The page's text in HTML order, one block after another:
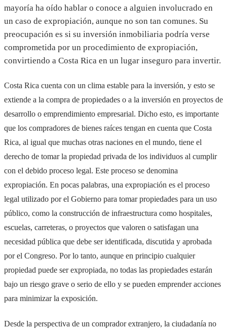
mayoría ha oído hablar o conoce a alguien involucrado en
un caso de expropiación, aunque no son tan comunes. Su
preocupación es si su inversión inmobiliaria podría verse
comprometida por un procedimiento de expropiación,
convirtiendo a Costa Rica en un lugar inseguro para invertir.
Costa Rica cuenta con un clima estable para la inversión, y esto se
extiende a la compra de propiedades o a la inversión en proyectos de
desarrollo o emprendimiento empresarial. Dicho esto, es importante
que los compradores de bienes raíces tengan en cuenta que Costa
Rica, al igual que muchas otras naciones en el mundo, tiene el
derecho de tomar la propiedad privada de los individuos al cumplir
con el debido proceso legal. Este proceso se denomina
expropiación. En pocas palabras, una expropiación es el proceso
legal utilizado por el Gobierno para tomar propiedades para un uso
público, como la construcción de infraestructura como hospitales,
escuelas, carreteras, o proyectos que valoren o satisfagan una
necesidad pública que debe ser identificada, discutida y aprobada
por el Congreso. Por lo tanto, aunque en principio cualquier
propiedad puede ser expropiada, no todas las propiedades estarán
bajo un riesgo grave o serio de ello y se pueden emprender acciones
para minimizar la exposición.
Desde la perspectiva de un comprador extranjero, la ciudadanía no